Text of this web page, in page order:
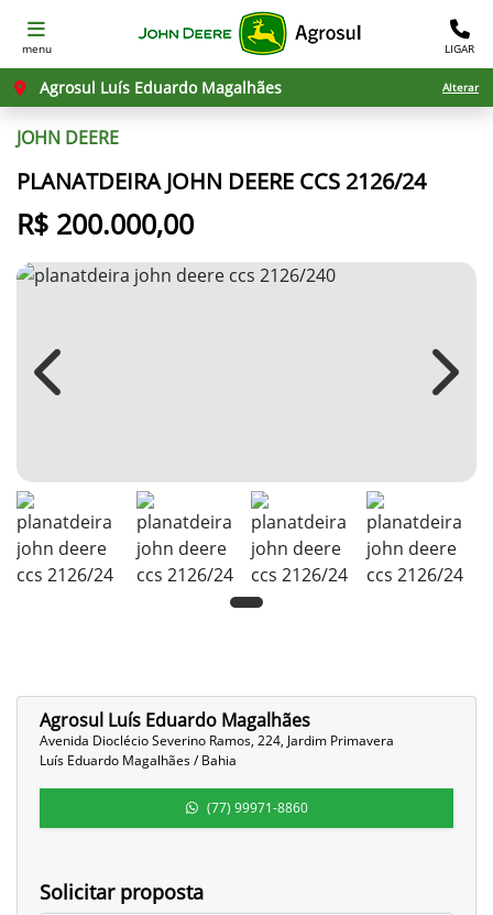
menu LIGAR
Agrosul Luís Eduardo Magalhães Alterar
JOHN DEERE
PLANATDEIRA JOHN DEERE CCS 2126/24
R$ 200.000,00
Previous Next
Agrosul Luís Eduardo Magalhães
Avenida Dioclécio Severino Ramos, 224, Jardim Primavera
Luís Eduardo Magalhães / Bahia
(77) 99971-8860
Solicitar proposta